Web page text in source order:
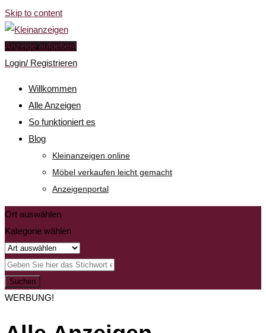
Skip to content
Anzeige aufgeben!
Login/ Registrieren
Willkommen
Alle Anzeigen
So funktioniert es
Blog
Kleinanzeigen online
Möbel verkaufen leicht gemacht
Anzeigenportal
Ort auswählen
Kategorie wählen
Suchen
WERBUNG!